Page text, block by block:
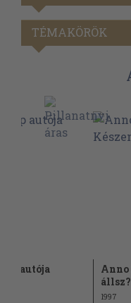
TÉMAKÖRÖK
autója
Anno
állsz?
1997